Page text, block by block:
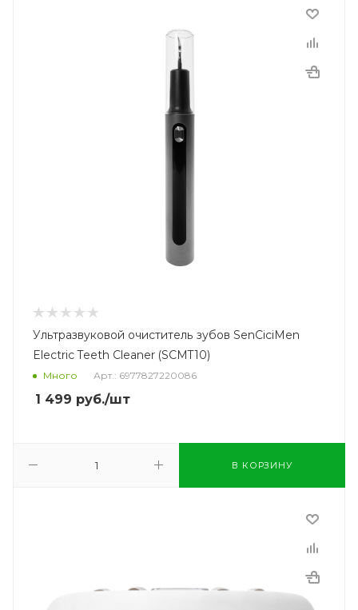
Ультразвуковой очиститель зубов SenCiciMen
Electric Teeth Cleaner (SCMT10)
Много Арт.: 6977827220086
1 499 руб./шт
В КОРЗИНУ